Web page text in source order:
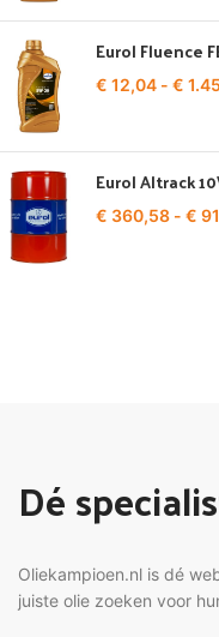
Eurol Fluence
€ 12,04 - €
Eurol Altrack
€ 360,58 - €
Dé
Oliekampioen.nl is dé
juiste olie zoeken voor